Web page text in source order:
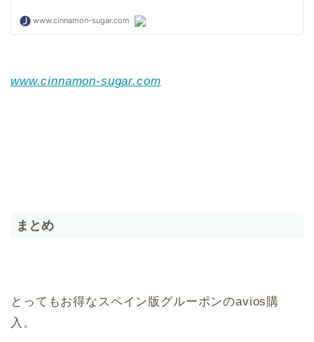
www.cinnamon-sugar.com
まとめ
とってもお得なスペイン版グルーポンのavios購
入。